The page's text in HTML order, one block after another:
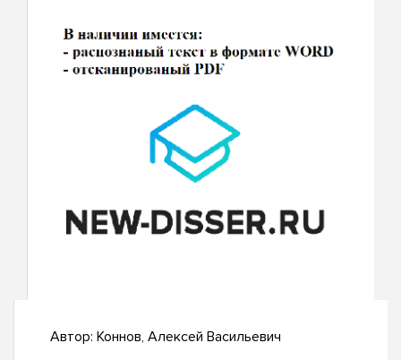
Автор: Коннов, Алексей Васильевич